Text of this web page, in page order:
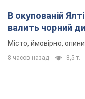
В окупованій
валить чорний
Місто, ймовірно,
8 часов назад 8,5 т.